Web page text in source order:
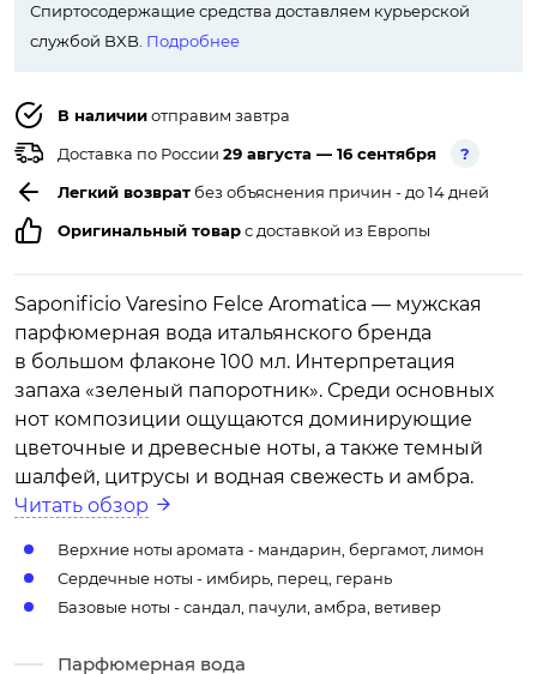
Спиртосодержащие средства доставляем курьерской
службой BXB. Подробнее
В наличииотправим завтра
Доставка по России 29 августа — 16 сентября
?
Легкий возврат без объяснения причин - до 14 дней
Оригинальный товарс доставкой из Европы
Saponificio Varesino Felce Aromatica — мужская
парфюмерная вода итальянского бренда
в большом флаконе 100 мл. Интерпретация
запаха «зеленый папоротник». Среди основных
нот композиции ощущаются доминирующие
цветочные и древесные ноты, а также темный
шалфей, цитрусы и водная свежесть и амбра.
Читать обзор
Верхние ноты аромата - мандарин, бергамот, лимон
Сердечные ноты - имбирь, перец, герань
Базовые ноты - сандал, пачули, амбра, ветивер
Парфюмерная вода